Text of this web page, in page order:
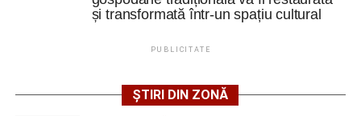
Clădirile au nevoie de lucrări
ample de consolidare
identificat degradări importante ale construcțiilor. Printre
și transformată într-un spațiu cultural
PUBLICITATE
ȘTIRI DIN ZONĂ